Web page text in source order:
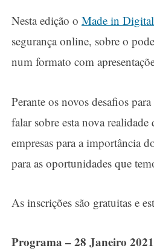
Nesta edição o Made in Digital
segurança online, sobre o
num formato com
Perante os novos desafios
falar sobre esta nova
empresas para a importância
para as oportunidades que
As inscrições são gratuitas e
Programa – 28 Janeiro 2021